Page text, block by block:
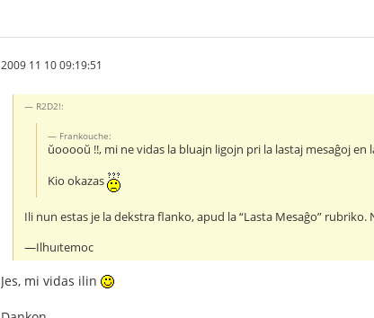
2009 11 10 09:19:51
R2D2!:
Frankouche:
ŭooooŭ !!, mi ne vidas la bluajn ligojn pri la lastaj mesaĝoj en
Kio okazas
Ili nun estas je la dekstra flanko, apud la “Lasta Mesaĝo” rubriko.
—Ilhuıtemoc
Jes, mi vidas ilin